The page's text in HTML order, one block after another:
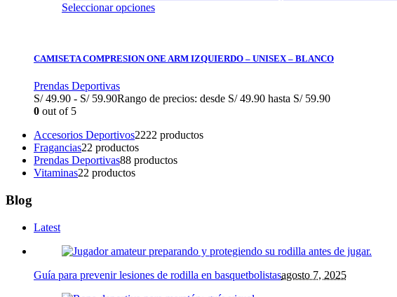
Seleccionar opciones
CAMISETA COMPRESION ONE ARM IZQUIERDO – UNISEX – BLANCO
Prendas Deportivas
S/ 49.90 - S/ 59.90Rango de precios: desde S/ 49.90 hasta S/ 59.90
0 out of 5
Accesorios Deportivos2222 productos
Fragancias22 productos
Prendas Deportivas88 productos
Vitaminas22 productos
Blog
Latest
Guía para prevenir lesiones de rodilla en basquetbolistasagosto 7, 2025